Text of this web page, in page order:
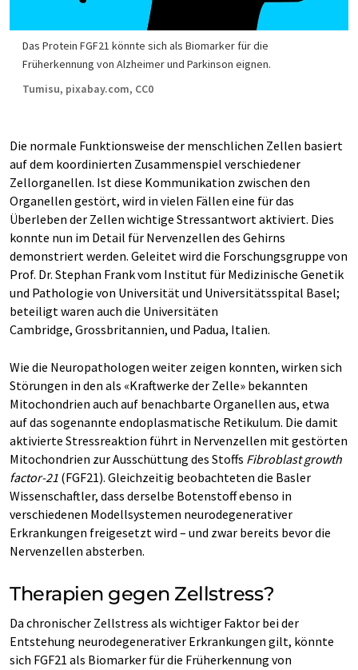
Das Protein FGF21 könnte sich als Biomarker für die
Früherkennung von Alzheimer und Parkinson eignen.
Tumisu, pixabay.com, CC0
Die normale Funktionsweise der menschlichen Zellen basiert
auf dem koordinierten Zusammenspiel verschiedener
Zellorganellen. Ist diese Kommunikation zwischen den
Organellen gestört, wird in vielen Fällen eine für das
Überleben der Zellen wichtige Stressantwort aktiviert. Dies
konnte nun im Detail für Nervenzellen des Gehirns
demonstriert werden. Geleitet wird die Forschungsgruppe von
Prof. Dr. Stephan Frank vom Institut für Medizinische Genetik
und Pathologie von Universität und Universitätsspital Basel;
beteiligt waren auch die Universitäten
Cambridge, Grossbritannien, und Padua, Italien.
Wie die Neuropathologen weiter zeigen konnten, wirken sich
Störungen in den als «Kraftwerke der Zelle» bekannten
Mitochondrien auch auf benachbarte Organellen aus, etwa
auf das sogenannte endoplasmatische Retikulum. Die damit
aktivierte Stressreaktion führt in Nervenzellen mit gestörten
Mitochondrien zur Ausschüttung des Stoffs Fibroblast growth
factor-21 (FGF21). Gleichzeitig beobachteten die Basler
Wissenschaftler, dass derselbe Botenstoff ebenso in
verschiedenen Modellsystemen neurodegenerativer
Erkrankungen freigesetzt wird – und zwar bereits bevor die
Nervenzellen absterben.
Therapien gegen Zellstress?
Da chronischer Zellstress als wichtiger Faktor bei der
Entstehung neurodegenerativer Erkrankungen gilt, könnte
sich FGF21 als Biomarker für die Früherkennung von